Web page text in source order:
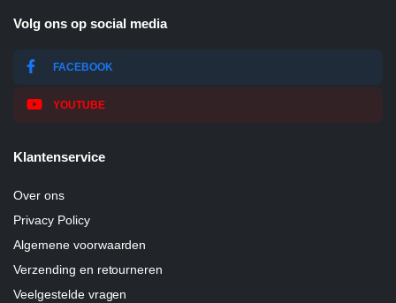
Volg ons op social media
FACEBOOK
YOUTUBE
Klantenservice
Over ons
Privacy Policy
Algemene voorwaarden
Verzending en retourneren
Veelgestelde vragen